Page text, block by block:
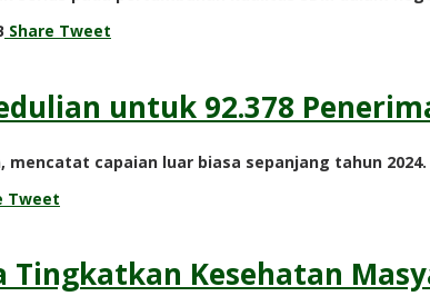
by
Share Tweet
untuk 92.378
mencatat capaian luar biasa sepanjang tahun
Tweet
Tingkatkan Kesehatan